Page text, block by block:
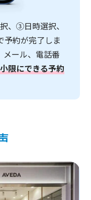
、③日時選択、
約が完了しま
メール、電話番
限にできる予約